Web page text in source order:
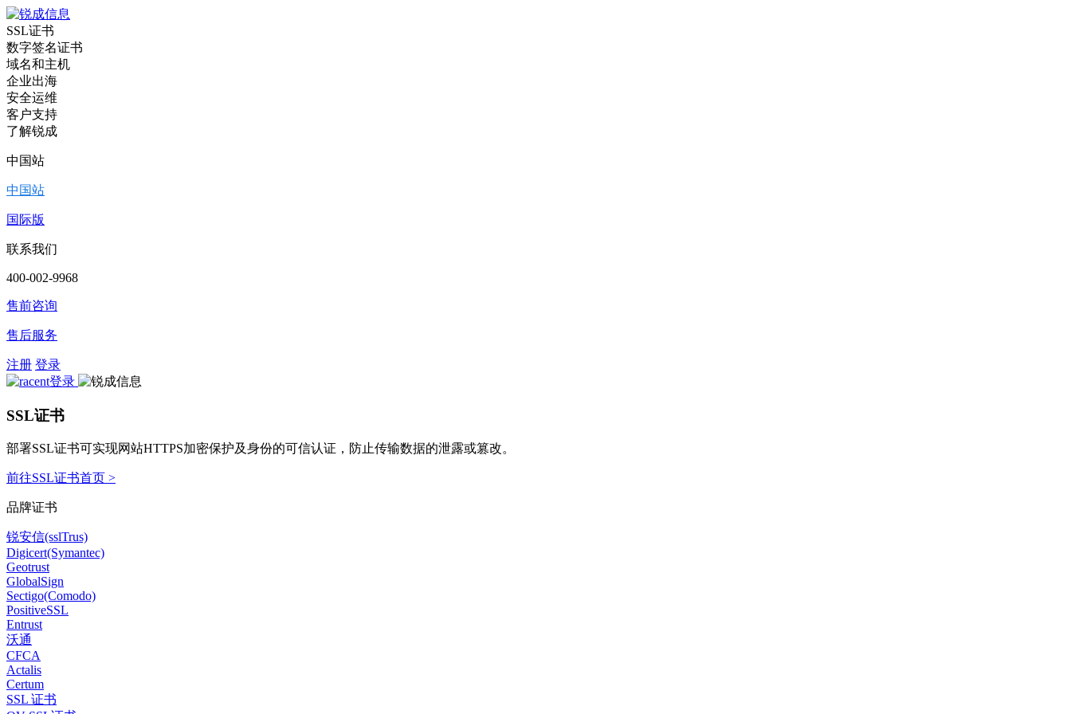
SSL证书
数字签名证书
域名和主机
企业出海
安全运维
客户支持
了解锐成
中国站
中国站
国际版
联系我们
400-002-9968
售前咨询
售后服务
注册 登录
SSL证书
部署SSL证书可实现网站HTTPS加密保护及身份的可信认证，防止传输数据的泄露或篡改。
前往SSL证书首页 >
品牌证书
锐安信(sslTrus)
Digicert(Symantec)
Geotrust
GlobalSign
Sectigo(Comodo)
PositiveSSL
Entrust
沃通
CFCA
Actalis
Certum
SSL 证书